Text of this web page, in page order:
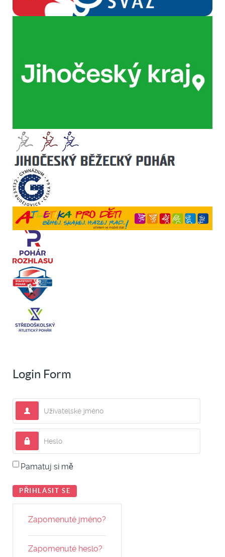
Login Form
Uživatelské jméno
Heslo
Pamatuj si mě
PŘIHLÁSIT SE
Zapomenuté jméno?
Zapomenuté heslo?